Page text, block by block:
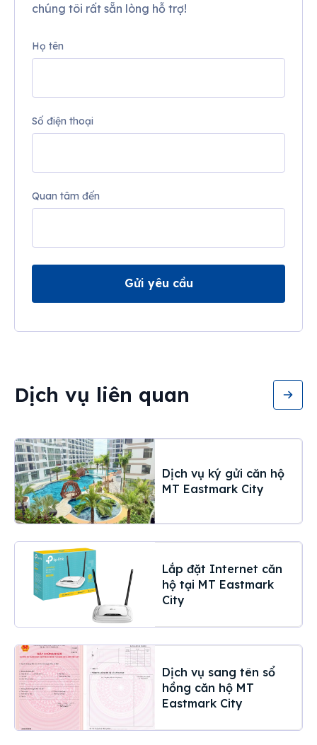
chúng tôi rất sẵn lòng hỗ trợ!
Họ tên
Số điện thoại
Quan tâm đến
Gửi yêu cầu
Dịch vụ liên quan
Dịch vụ ký gửi căn hộ
MT Eastmark City
Lắp đặt Internet căn
hộ tại MT Eastmark
City
Dịch vụ sang tên sổ
hồng căn hộ MT
Eastmark City